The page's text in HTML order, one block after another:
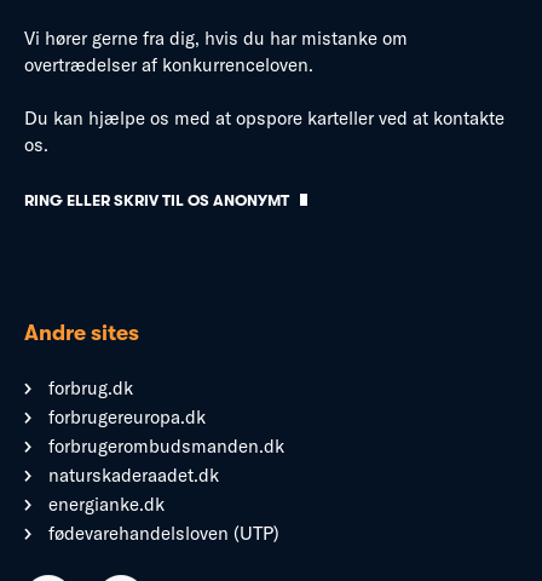
Vi hører gerne fra dig, hvis du har mistanke om
overtrædelser af konkurrenceloven.
Du kan hjælpe os med at opspore karteller ved at kontakte
os.
RING ELLER SKRIV TIL OS ANONYMT
Andre sites
forbrug.dk
forbrugereuropa.dk
forbrugerombudsmanden.dk
naturskaderaadet.dk
energianke.dk
fødevarehandelsloven (UTP)